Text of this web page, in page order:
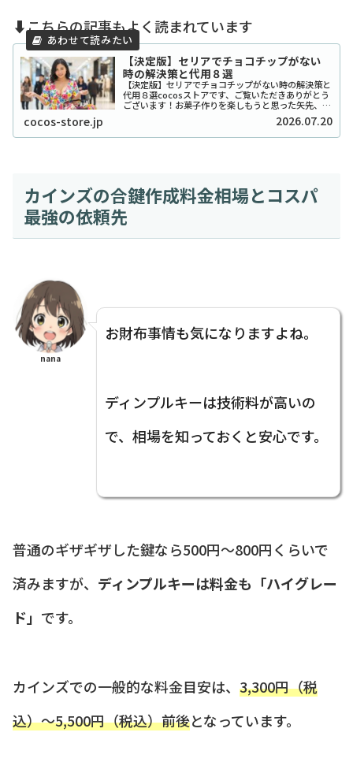
⬇️こちらの記事もよく読まれています
【決定版】セリアでチョコチップがない
時の解決策と代用８選
【決定版】セリアでチョコチップがない時の解決策と
代用８選cocosストアです、ご覧いただきありがとう
ございます！お菓子作りを楽しもうと思った矢先、セ
リアでチョコチップが「ない！」と困ったことはあり
ませんか？実は私も、クッキーを焼こうとした日...
cocos-store.jp 2026.07.20
カインズの合鍵作成料金相場とコスパ
最強の依頼先
nana
お財布事情も気になりますよね。
ディンプルキーは技術料が高いの
で、相場を知っておくと安心です。
普通のギザギザした鍵なら500円〜800円くらいで
済みますが、 ディンプルキーは料金も「ハイグレー
ド」 です。
カインズでの一般的な料金目安は、 3,300円（税
込）〜5,500円（税込）前後となっています。